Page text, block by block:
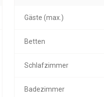
Gäste (max.)
Betten
Schlafzimmer
Badezimmer